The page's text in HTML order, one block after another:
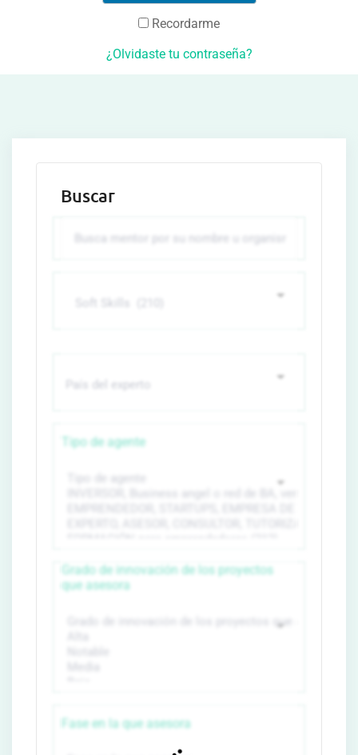
Recordarme
¿Olvidaste tu contraseña?
Buscar
Tipo de agente
Grado de innovación de los proyectos
que asesora
Fase en la que asesora